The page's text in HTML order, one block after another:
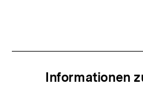
Informationen